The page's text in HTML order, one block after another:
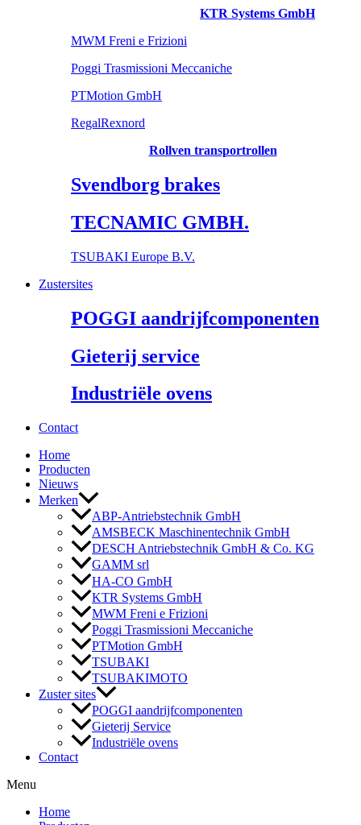
KTR Systems GmbH
MWM Freni e Frizioni
Poggi Trasmissioni Meccaniche
PTMotion GmbH
RegalRexnord
Rollven transportrollen
Svendborg brakes
TECNAMIC GMBH.
TSUBAKI Europe B.V.
Zustersites
POGGI aandrijfcomponenten
Gieterij service
Industriële ovens
Contact
Home
Producten
Nieuws
Merken
ABP-Antriebstechnik GmbH
AMSBECK Maschinentechnik GmbH
DESCH Antriebstechnik GmbH & Co. KG
GAMM srl
HA-CO GmbH
KTR Systems GmbH
MWM Freni e Frizioni
Poggi Trasmissioni Meccaniche
PTMotion GmbH
TSUBAKI
TSUBAKIMOTO
Zuster sites
POGGI aandrijfcomponenten
Gieterij Service
Industriële ovens
Contact
Menu
Home